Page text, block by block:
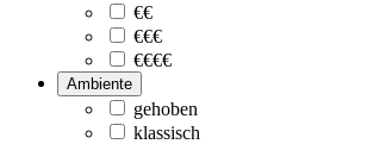
€€
€€€
€€€€
Ambiente
gehoben
klassisch